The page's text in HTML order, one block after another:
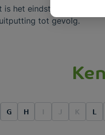
is het eindstadium van een l
tot gevolg.
G H I J K L